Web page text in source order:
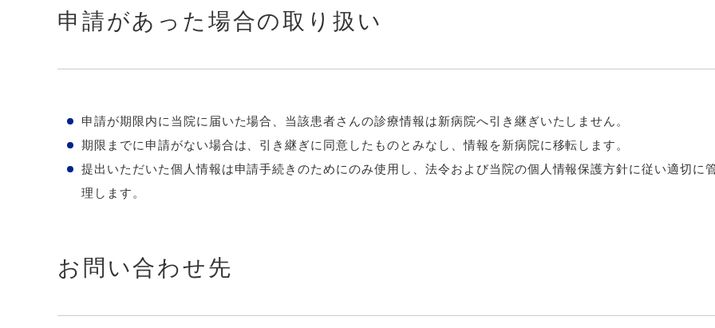
申請があった場合の取り扱い
申請が期限内に当院に届いた場合、当該患者さんの診療情報は新病院へ引き継ぎいたしません。
期限までに申請がない場合は、引き継ぎに同意したものとみなし、情報を新病院に移転します。
提出いただいた個人情報は申請手続きのためにのみ使用し、法令および当院の個人情報保護方針に従い適切に
理します。
お問い合わせ先